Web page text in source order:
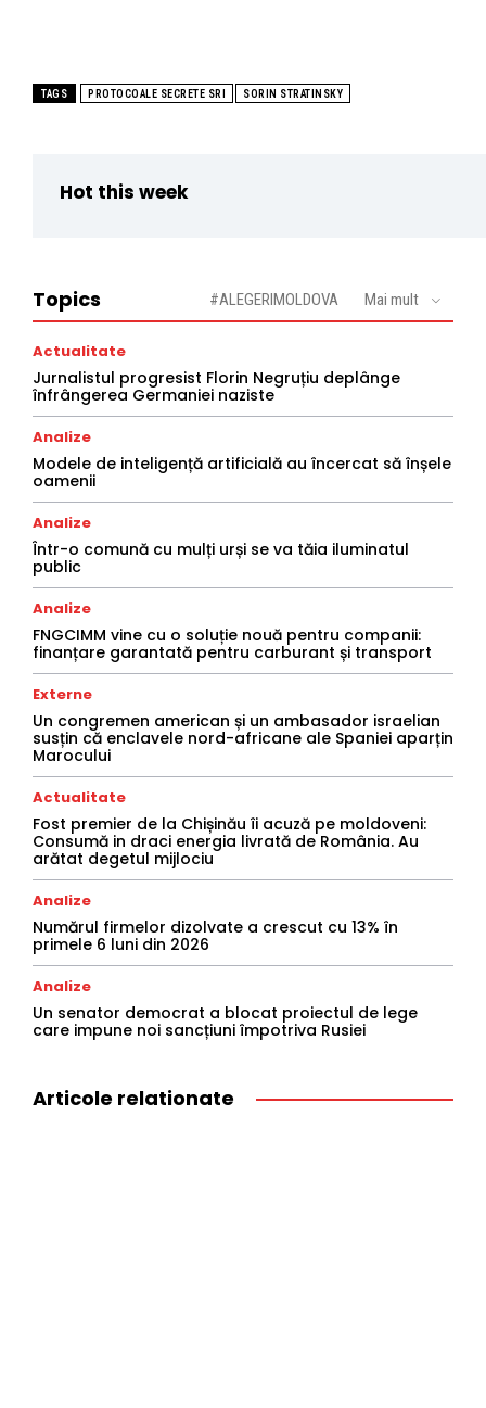
TAGS PROTOCOALE SECRETE SRI SORIN STRATINSKY
Hot this week
Topics #ALEGERIMOLDOVA Mai mult
Actualitate
Jurnalistul progresist Florin Negruțiu deplânge
înfrângerea Germaniei naziste
Analize
Modele de inteligență artificială au încercat să înșele
oamenii
Analize
Într-o comună cu mulți urși se va tăia iluminatul
public
Analize
FNGCIMM vine cu o soluție nouă pentru companii:
finanțare garantată pentru carburant și transport
Externe
Un congremen american și un ambasador israelian
susțin că enclavele nord-africane ale Spaniei aparțin
Marocului
Actualitate
Fost premier de la Chișinău îi acuză pe moldoveni:
Consumă in draci energia livrată de România. Au
arătat degetul mijlociu
Analize
Numărul firmelor dizolvate a crescut cu 13% în
primele 6 luni din 2026
Analize
Un senator democrat a blocat proiectul de lege
care impune noi sancțiuni împotriva Rusiei
Articole relationate